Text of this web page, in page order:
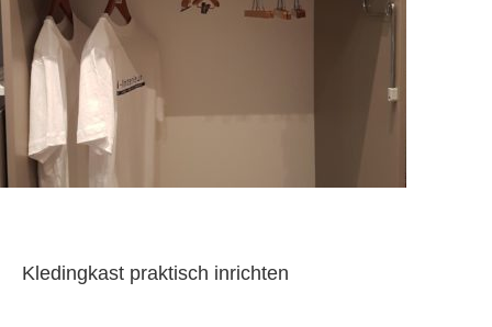
Kledingkast praktisch inrichten